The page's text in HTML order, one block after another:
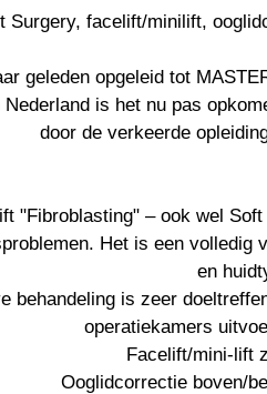
Surgery, facelift/minilift,
geleden opgeleid tot
is het nu pas
door de verkeerde
"Fibroblasting" – ook wel
Het is een
en
behandeling is zeer
operatiekamers
Facelift/mini-lift
Ooglidcorrectie boven/